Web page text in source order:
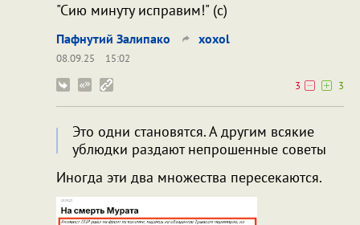
"Сию минуту исправим!" (с)
Пафнутий Залипако xoxol
08.09.25
15:02
3
3
Это одни становятся. А другим всякие
ублюдки раздают непрошенные советы
Иногда эти два множества пересекаются.